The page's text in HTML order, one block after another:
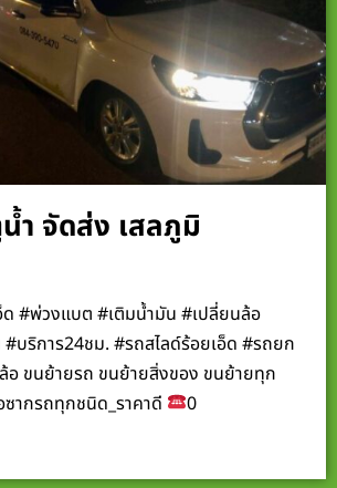
ำ จัดส่ง เสลภูมิ
#พ่วงแบต #เติมน้ำมัน #เปลี่ยนล้อ
บริการ24ชม. #รถสไลด์ร้อยเอ็ด #รถยก
อ ขนย้ายรถ ขนย้ายสิ่งของ ขนย้ายทุก
ากรถทุกชนิด_ราคาดี
0